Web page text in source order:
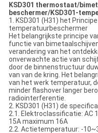
KSD301 thermostaat/
beschermer/KSD301-
1. KSD301 (H31) het
temperatuurbeschermer
Het belangrijkste principe
functie van
verandering van het
onverwachte actie van
door de binnenstructuur
van van de kring. Het
van het werk temperatuur,
minder flashover langer
radiointerferentie.
2. KSD301 (H31) de
2.1. Elektroclassificatie: AC
15A maximum 16A
2.2. Actietemperatuur: -